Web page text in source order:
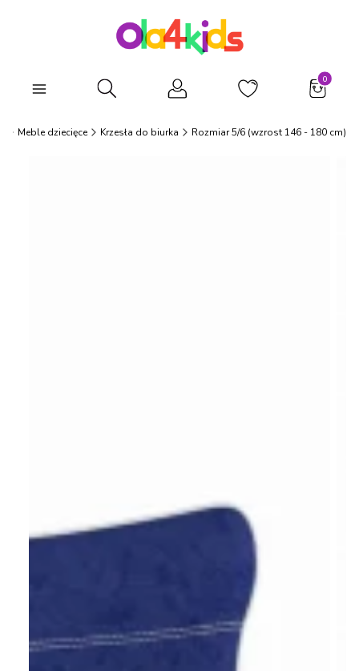
Otwórz wyszukiwarkę
Meble dziecięce Krzesła do biurka Rozmiar 5/6 (wzrost 146 - 180 cm)